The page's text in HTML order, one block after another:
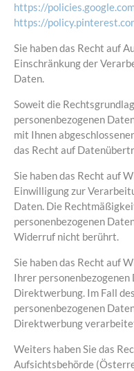
https://
https://
Sie haben das Recht auf
Einschränkung der
Daten.
Soweit die
personenbezogenen
mit Ihnen
das Recht auf
Sie haben das Recht auf
Einwilligung zur
Daten. Die
personenbezogenen
Widerruf nicht berührt.
Sie haben das Recht auf
Ihrer personenbezogenen
Direktwerbung. Im Fall
personenbezogenen
Direktwerbung
Weiters haben Sie das
Aufsichtsbehörde